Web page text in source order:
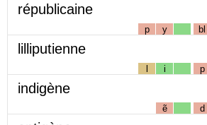
républicaine
p y bl
lilliputienne
l i p
indigène
ẽ d